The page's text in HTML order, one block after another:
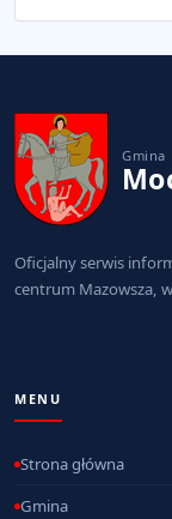
Gmina
Oficjalny serwis
centrum Mazowsza,
MENU
Strona główna
Gmina